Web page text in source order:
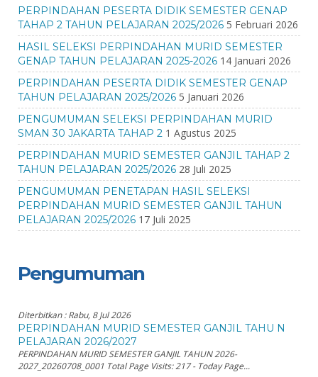
PERPINDAHAN PESERTA DIDIK SEMESTER GENAP
TAHAP 2 TAHUN PELAJARAN 2025/2026 5 Februari 2026
HASIL SELEKSI PERPINDAHAN MURID SEMESTER
GENAP TAHUN PELAJARAN 2025-2026 14 Januari 2026
PERPINDAHAN PESERTA DIDIK SEMESTER GENAP
TAHUN PELAJARAN 2025/2026 5 Januari 2026
PENGUMUMAN SELEKSI PERPINDAHAN MURID
SMAN 30 JAKARTA TAHAP 2 1 Agustus 2025
PERPINDAHAN MURID SEMESTER GANJIL TAHAP 2
TAHUN PELAJARAN 2025/2026 28 Juli 2025
PENGUMUMAN PENETAPAN HASIL SELEKSI
PERPINDAHAN MURID SEMESTER GANJIL TAHUN
PELAJARAN 2025/2026 17 Juli 2025
Pengumuman
Diterbitkan :Rabu, 8 Jul 2026
PERPINDAHAN MURID SEMESTER GANJIL TAHU N
PELAJARAN 2026/2027
PERPINDAHAN MURID SEMESTER GANJIL TAHUN 2026-
2027_20260708_0001 Total Page Visits: 217 - Today Page...